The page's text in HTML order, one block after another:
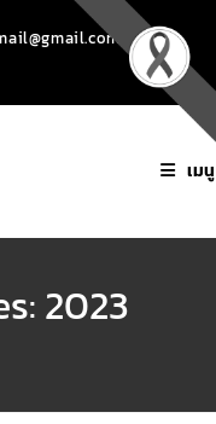
เมนู
2023